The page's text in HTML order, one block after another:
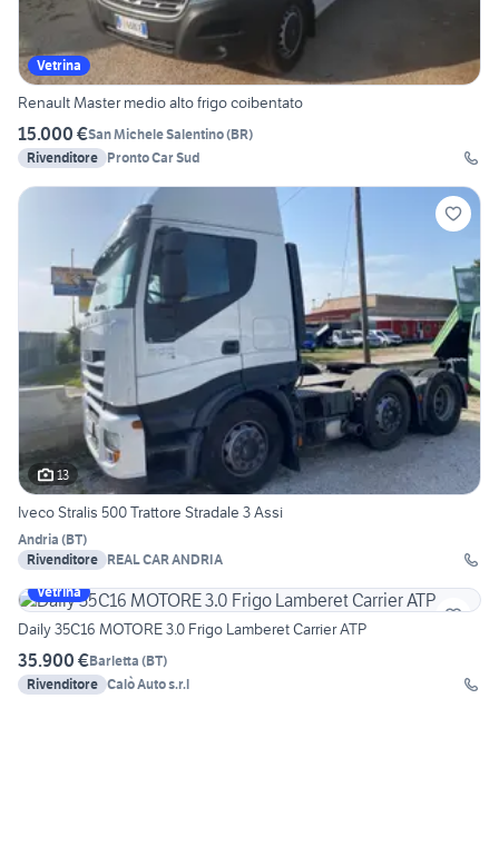
Vetrina
Renault Master medio alto frigo coibentato
15.000 €San Michele Salentino(BR)
Rivenditore Pronto Car Sud
13
Iveco Stralis 500 Trattore Stradale 3 Assi
Andria (BT)
Rivenditore REAL CAR ANDRIA
Vetrina
Daily 35C16 MOTORE 3.0 Frigo Lamberet Carrier ATP
35.900 €Barletta (BT)
Rivenditore Calò Auto s.r.l